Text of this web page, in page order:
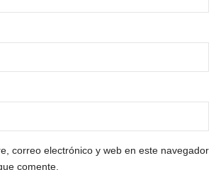
correo electrónico y web en este navegador
comente.